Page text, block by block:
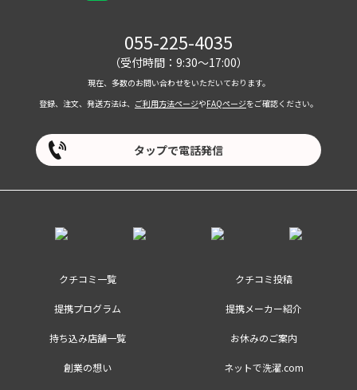
055-225-4035
（受付時間：9:30～17:00）
現在、多数のお問い合わせをいただいております。
登録、注文、発送方法は、 ご利用方法ページやFAQページをご確認ください。
タップで電話発信
クチコミ一覧 クチコミ投稿
提携プログラム 提携メーカー紹介
持ち込み店舗一覧 お休みのご案内
創業の想い ネットで洗濯.com